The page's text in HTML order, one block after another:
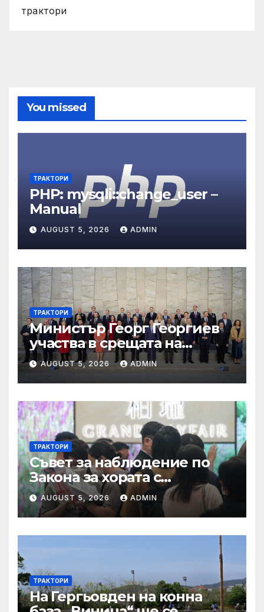
трактори
You missed
ТРАКТОРИ
PHP: mysqli::change_user –
Manual
AUGUST 5, 2026 ADMIN
ТРАКТОРИ
Министър Георг Георгиев
участва в срещата на
министрите на външните
работи на НАТО
AUGUST 5, 2026 ADMIN
ТРАКТОРИ
Съвет за наблюдение по
Закона за хората с
увреждания
AUGUST 5, 2026 ADMIN
ТРАКТОРИ
На Гергьовден на конна